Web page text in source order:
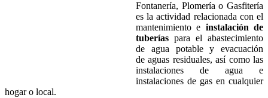
Fontanería, Plomería o Gasfitería
es la actividad relacionada con el
mantenimiento e instalación de
tuberías para el abastecimiento
de agua potable y evacuación
de aguas residuales, así como las
instalaciones de agua e
instalaciones de gas en cualquier
hogar o local.